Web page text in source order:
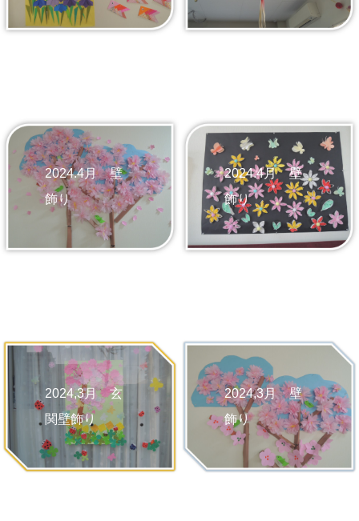
2024.4月 壁
飾り
2024.4月 壁
飾り
2024,3月 玄
関壁飾り
2024,3月 壁
飾り